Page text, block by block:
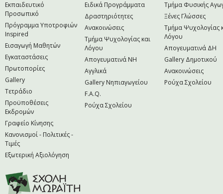
Εκπαιδευτικό
Προσωπικό
Πρόγραμμα Υποτροφιών
Inspired
Εισαγωγή Μαθητών
Εγκαταστάσεις
Πρωτοπορίες
Gallery
Τετράδιο
Προϋποθέσεις
Εκδρομών
Γραφείο Κίνησης
Κανονισμοί - Πολιτικές -
Τιμές
Εξωτερική Αξιολόγηση
Ειδικά Προγράμματα
Δραστηριότητες
Ανακοινώσεις
Τμήμα Ψυχολογίας και
Λόγου
Απογευματινά NH
Αγγλικά
Gallery Νηπιαγωγείου
F.A.Q.
Ρούχα Σχολείου
Τμήμα Φυσικής
Ξένες Γλώσσες
Τμήμα Ψυχολογίας
Λόγου
Απογευματινά ΔΗ
Gallery Δημοτικού
Ανακοινώσεις
Ρούχα Σχολείου